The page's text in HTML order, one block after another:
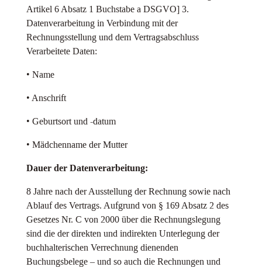
Artikel 6 Absatz 1 Buchstabe a DSGVO] 3.
Datenverarbeitung in Verbindung mit der
Rechnungsstellung und dem Vertragsabschluss
Verarbeitete Daten:
• Name
• Anschrift
• Geburtsort und -datum
• Mädchenname der Mutter
Dauer der Datenverarbeitung:
8 Jahre nach der Ausstellung der Rechnung sowie nach
Ablauf des Vertrags. Aufgrund von § 169 Absatz 2 des
Gesetzes Nr. C von 2000 über die Rechnungslegung
sind die der direkten und indirekten Unterlegung der
buchhalterischen Verrechnung dienenden
Buchungsbelege – und so auch die Rechnungen und